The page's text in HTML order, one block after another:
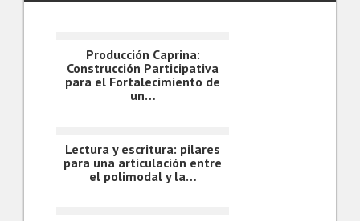
Producción Caprina:
Construcción Participativa
para el Fortalecimiento de
un…
Lectura y escritura: pilares
para una articulación entre
el polimodal y la…